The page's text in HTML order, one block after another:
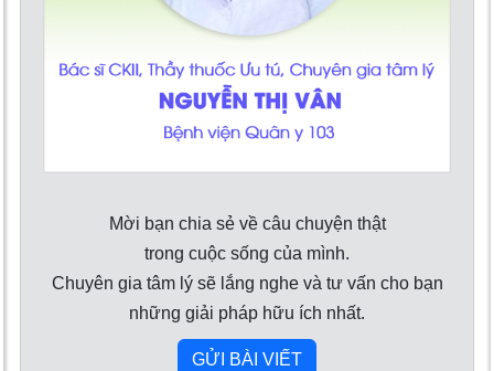
Mời bạn chia sẻ về câu chuyện thật
trong cuộc sống của mình.
Chuyên gia tâm lý sẽ lắng nghe và tư vấn cho bạn
những giải pháp hữu ích nhất.
GỬI BÀI VIẾT